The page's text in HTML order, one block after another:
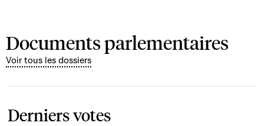
Documents parlementaires
Voir tous les dossiers
Derniers votes